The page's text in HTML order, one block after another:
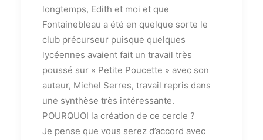
longtemps, Edith et moi et que
Fontainebleau a été en quelque sorte le
club précurseur puisque quelques
lycéennes avaient fait un travail très
poussé sur « Petite Poucette » avec son
auteur, Michel Serres, travail repris dans
une synthèse très intéressante.
POURQUOI la création de ce cercle ?
Je pense que vous serez d’accord avec